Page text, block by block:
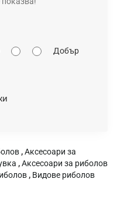
Добър
,Аксесоари за
,Аксесоари за риболов
, Видове риболов